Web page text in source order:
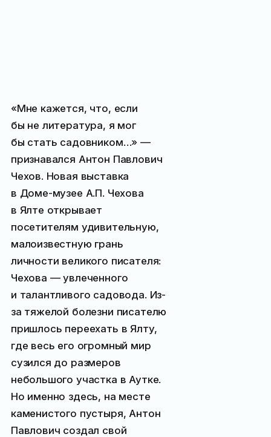
«Мне кажется, что, если
бы не литература, я мог
бы стать садовником…» —
признавался Антон Павлович
Чехов. Новая выставка
в Доме-музее А.П. Чехова
в Ялте открывает
посетителям удивительную,
малоизвестную грань
личности великого писателя:
Чехова — увлеченного
и талантливого садовода. Из-
за тяжелой болезни писателю
пришлось переехать в Ялту,
где весь его огромный мир
сузился до размеров
небольшого участка в Аутке.
Но именно здесь, на месте
каменистого пустыря, Антон
Павлович создал свой